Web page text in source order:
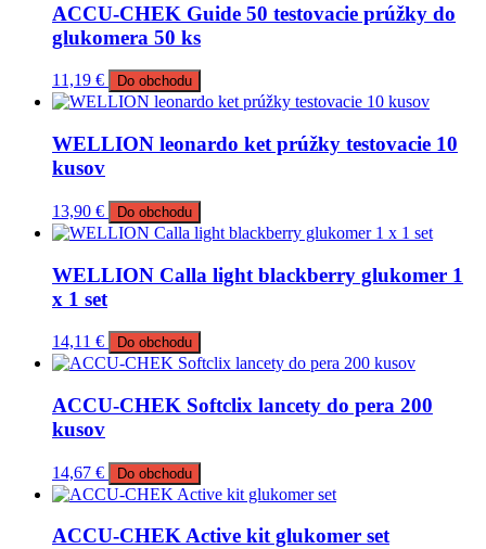
ACCU-CHEK Guide 50 testovacie prúžky do
glukomera 50 ks
11,19 € Do obchodu
WELLION leonardo ket prúžky testovacie 10
kusov
13,90 € Do obchodu
WELLION Calla light blackberry glukomer 1
x 1 set
14,11 € Do obchodu
ACCU-CHEK Softclix lancety do pera 200
kusov
14,67 € Do obchodu
ACCU-CHEK Active kit glukomer set